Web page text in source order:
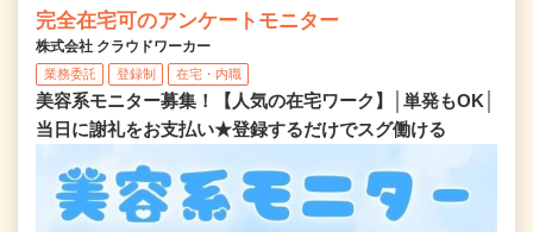
完全在宅可のアンケートモニター
株式会社 クラウドワーカー
業務委託 登録制 在宅・内職
美容系モニター募集！【人気の在宅ワーク】│単発もOK│
当日に謝礼をお支払い★登録するだけでスグ働ける